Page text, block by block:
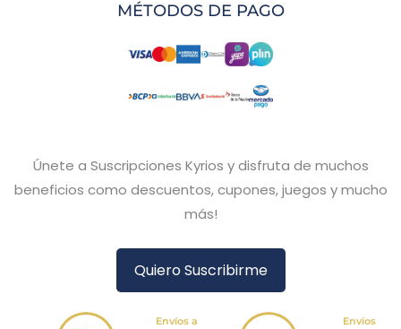
MÉTODOS DE PAGO
Únete a Suscripciones Kyrios y disfruta de muchos
beneficios como descuentos, cupones, juegos y mucho
más!
Quiero Suscribirme
Envíos a
Envíos